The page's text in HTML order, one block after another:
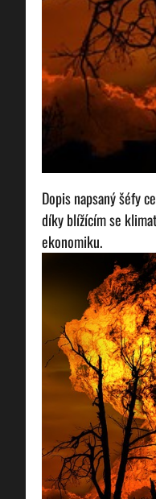
Dopis napsaný šéfy
díky blížícím se
ekonomiku.